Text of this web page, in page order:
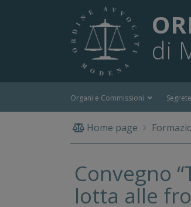
di
Organi e Commissioni
Home page
Convegno
lotta alle